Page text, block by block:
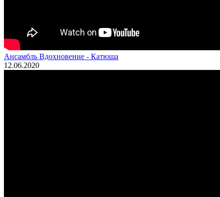
Ансамбль Вдохновение - Катюша
12.06.2020